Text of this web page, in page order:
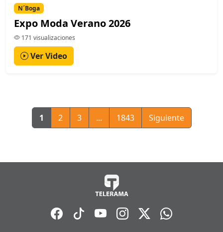
N´Boga
Expo Moda Verano 2026
171 visualizaciones
Ver Video
1 2 3 ... 1843 Siguiente